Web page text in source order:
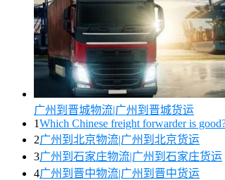
广州到晋城物流|广州到晋城货运
1Which Chinese freight forwarder is
2广州到北京物流|广州到北京货运
3广州到石家庄物流|广州到石家庄货运
4广州到晋中物流|广州到晋中货运